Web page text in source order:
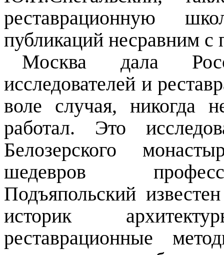
реставрационную
публикаций несравним
Москва дала
исследователей и
воле случая, никогда
работал. Это
Белозерского
шедевров
Подъяпольский
историк
реставрационные